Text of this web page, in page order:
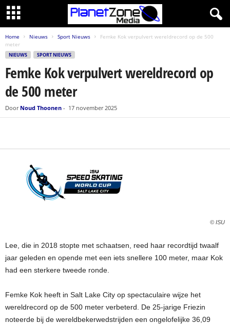
Home Nieuws Sport Nieuws
Femke Kok verpulvert wereldrecord op de 500
meter
NIEUWS SPORT NIEUWS
Femke Kok verpulvert wereldrecord op
de 500 meter
Door Noud Thoonen - 17 november 2025
© ISU
Lee, die in 2018 stopte met schaatsen, reed haar recordtijd twaalf
jaar geleden en opende met een iets snellere 100 meter, maar Kok
had een sterkere tweede ronde.
Femke Kok heeft in Salt Lake City op spectaculaire wijze het
wereldrecord op de 500 meter verbeterd. De 25-jarige Friezin
noteerde bij de wereldbekerwedstrijden een ongelofelijke 36,09